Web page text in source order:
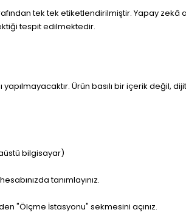
tek tek etiketlendirilmiştir. Yapay
tespit edilmektedir.
yapılmayacaktır. Ürün basılı bir içerik değil,
bilgisayar)
tanımlayınız.
"Ölçme İstasyonu" sekmesini açınız.